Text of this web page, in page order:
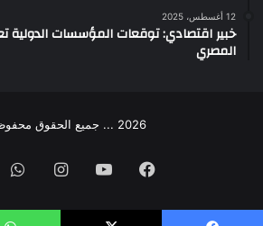
12 أغسطس، 2025
خبير اقتصادي: توقعات المؤسسات الدولية
المصري
2026 ... جميع الحقوق محفوظة ©
فيسبوك‫YouTubeانستقرام